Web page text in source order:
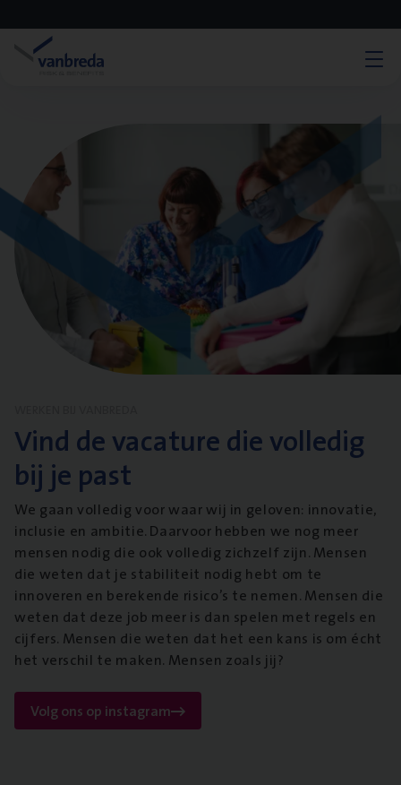
Vind de vacature die volledig
bij je past
We gaan volledig voor waar wij in geloven: innovatie,
inclusie en ambitie. Daarvoor hebben we nog meer
mensen nodig die ook volledig zichzelf zijn. Mensen
die weten dat je stabiliteit nodig hebt om te
innoveren en berekende risico’s te nemen. Mensen die
weten dat deze job meer is dan spelen met regels en
cijfers. Mensen die weten dat het een kans is om écht
het verschil te maken. Mensen zoals jij?
Volg ons op instagram